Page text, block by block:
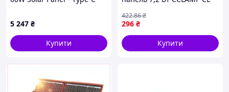
5 247 ₴
Купити
Сонячна станція для
заряджання телефону
296 ₴
422.86₴
Купити